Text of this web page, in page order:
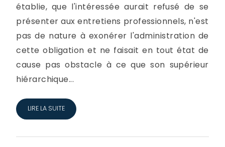
établie, que l'intéressée aurait refusé de se
présenter aux entretiens professionnels, n'est
pas de nature à exonérer l'administration de
cette obligation et ne faisait en tout état de
cause pas obstacle à ce que son supérieur
hiérarchique...
LIRE LA SUITE